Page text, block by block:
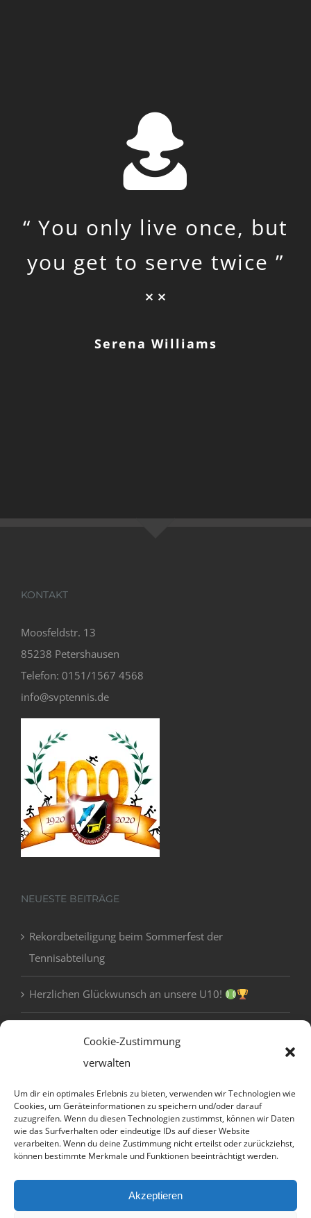
Cookie-Zustimmung
verwalten
Um dir ein optimales Erlebnis zu bieten, verwenden wir Technologien wie
Cookies, um Geräteinformationen zu speichern und/oder darauf
zuzugreifen. Wenn du diesen Technologien zustimmst, können wir Daten
wie das Surfverhalten oder eindeutige IDs auf dieser Website
verarbeiten. Wenn du deine Zustimmung nicht erteilst oder zurückziehst,
können bestimmte Merkmale und Funktionen beeinträchtigt werden.
Akzeptieren
“ You only live once, but
you get to serve twice ”
Serena Williams
KONTAKT
Moosfeldstr. 13
85238 Petershausen
Telefon: 0151/1567 4568
info@svptennis.de
NEUESTE BEITRÄGE
Rekordbeteiligung beim Sommerfest der
Tennisabteilung
Herzlichen Glückwunsch an unsere U10!
jeden Donnerstag bei Schönwetter
18:00 - 20:00
Datenschutz und Cookies: Diese Website verwendet Cookies. Wenn du